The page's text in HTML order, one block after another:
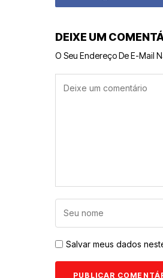
DEIXE UM
O Seu Endereço De E-Mail
Salvar meus dados